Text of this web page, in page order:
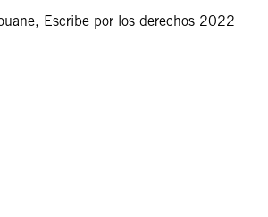
Escribe por los derechos 2022